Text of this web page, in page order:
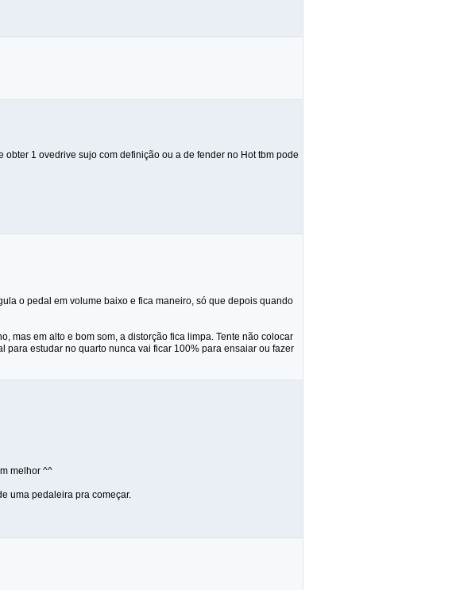
1 ovedrive sujo com definição ou a de fender no Hot tbm pode
o pedal em volume baixo e fica maneiro, só que depois quando
mas em alto e bom som, a distorção fica limpa. Tente não colocar
estudar no quarto nunca vai ficar 100% para ensaiar ou fazer
melhor ^^
uma pedaleira pra começar.